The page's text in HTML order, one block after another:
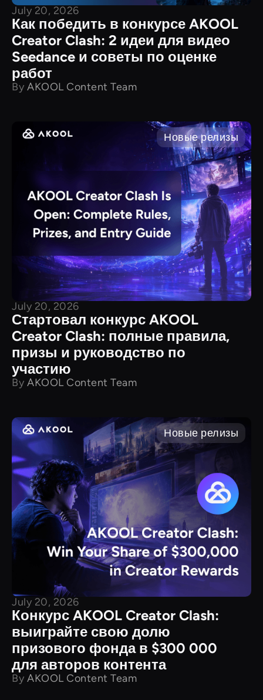
July 20, 2026
Как победить в конкурсе AKOOL
Creator Clash: 2 идеи для видео
Seedance и советы по оценке
работ
By AKOOL Content Team
Новые релизы
July 20, 2026
Стартовал конкурс AKOOL
Creator Clash: полные правила,
призы и руководство по
участию
By AKOOL Content Team
Новые релизы
July 20, 2026
Конкурс AKOOL Creator Clash:
выиграйте свою долю
призового фонда в $300 000
для авторов контента
By AKOOL Content Team